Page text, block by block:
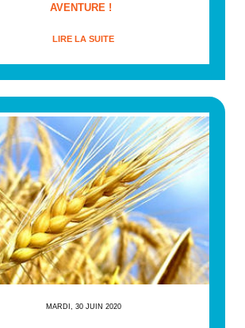
AVENTURE !
LIRE LA SUITE
MARDI, 30 JUIN 2020